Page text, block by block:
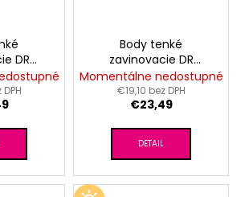
DR
-
Body tenké
zavinovacie DR
Outlast® -
levanduľová
Momentálne nedostupné
€19,10 bez DPH
€23,49
DETAIL